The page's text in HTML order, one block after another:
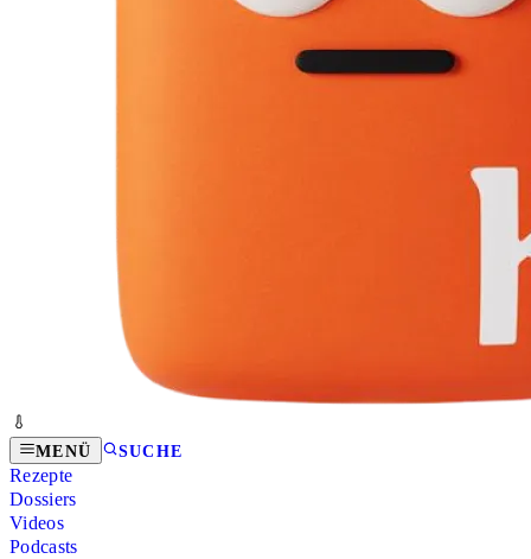
MENÜ SUCHE
Rezepte
Dossiers
Videos
Podcasts